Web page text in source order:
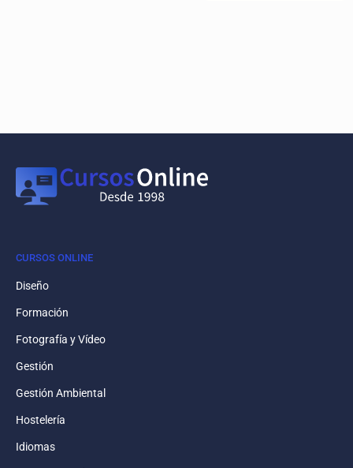
CURSOS ONLINE
Diseño
Formación
Fotografía y Vídeo
Gestión
Gestión Ambiental
Hostelería
Idiomas